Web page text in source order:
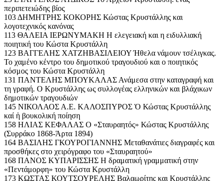
περιπετειώδης βίος
103 ΔΗΜΗΤΡΗΣ ΚΟΚΟΡΗΣ Κώστας Κρυστάλλης και
λογοτεχνικός κανόνας
113 ΘΑΛΕΙΑ ΙΕΡΩΝΥΜΑΚΗ Η ελεγειακή και η ειδυλλιακή
ποιητική του Κώστα Κρυστάλλη
123 ΒΑΓΓΕΛΗΣ ΧΑΤΖΗΒΑΣΙΛΕΙΟΥ Ήθελα νάμουν τσέλιγκας.
Το χαμένο κέντρο του δημοτικού τραγουδιού και ο ποιητικός
κόσμος του Κώστα Κρυστάλλη
131 ΠΑΝΤΕΛΗΣ ΜΠΟΥΚΑΛΑΣ Ανάμεσα στην καταγραφή και
τη γραφή. Ο Κρυστάλλης ως συλλογέας ελληνικών και βλάχικων
δημοτικών τραγουδιών
145 ΝΙΚΟΛΑΟΣ Α.Ε. ΚΑΛΟΣΠΥΡΟΣ Ὁ Κώστας Κρυστάλλης
καί ἡ βουκολική ποίηση
158 ΗΛΙΑΣ ΚΕΦΑΛΑΣ Ο «Σταυραητός» Κώστας Κρυστάλλης
(Συρράκο 1868-Άρτα 1894)
164 ΒΑΣΙΛΗΣ ΓΚΟΥΡΟΓΙΑΝΝΗΣ Μεταθανάτιες διαγραφές και
προσθήκες στο χειρόγραφο του «Σταυραητού»
168 ΠΑΝΟΣ ΚΥΠΑΡΙΣΣΗΣ Η δραματική γραμματική στην
«Πεντάμορφη» του Κώστα Κρυστάλλη
173 ΚΩΣΤΑΣ ΚΟΥΤΣΟΥΡΕΛΗΣ Βαλαωρίτης και Κρυστάλλης